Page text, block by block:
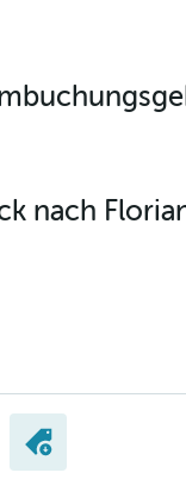
nach